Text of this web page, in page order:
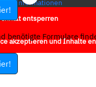
Informationen
Inhalt entsperren
akzeptieren und Inhalte
benötigte Formulare